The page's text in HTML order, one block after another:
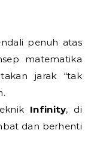
penuh atas
matematika
jarak “tak
Infinity, di
dan berhenti